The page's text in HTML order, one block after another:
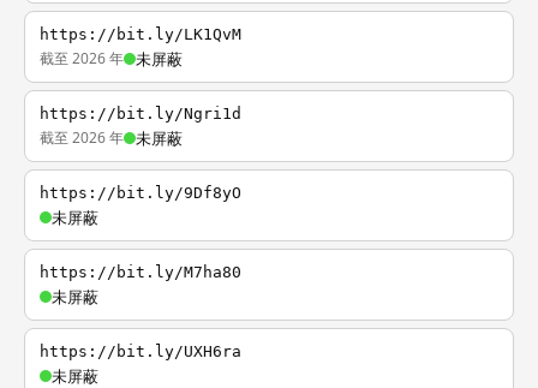
https://bit.ly/LK1QvM
截至 2026 年 未屏蔽
https://bit.ly/Ngri1d
截至 2026 年 未屏蔽
https://bit.ly/9Df8yO
未屏蔽
https://bit.ly/M7ha80
未屏蔽
https://bit.ly/UXH6ra
未屏蔽